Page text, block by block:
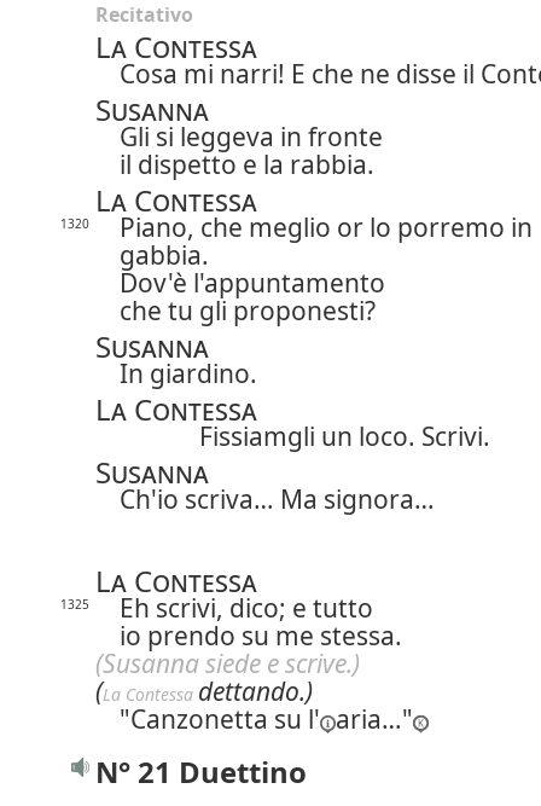
Recitativo
La Contessa
Cosa mi narri! E che ne disse il
Susanna
Gli si leggeva in fronte
il dispetto e la rabbia.
La Contessa
1320
Piano, che meglio or lo porremo in
gabbia.
Dov'è l'appuntamento
che tu gli proponesti?
Susanna
In giardino.
La Contessa
Fissiamgli un loco. Scrivi.
Susanna
Ch'io scriva… Ma signora…
La Contessa
1325 Eh scrivi, dico; e tutto
io prendo su me stessa.
(Susanna siede e scrive.)
(La Contessa dettando.)
"Canzonetta su l' aria…"
N° 21 Duettino